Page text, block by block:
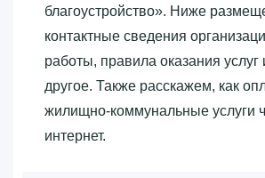
благоустройство»‎. Ниже
контактные сведения
работы, правила оказания услуг
другое. Также расскажем, как
жилищно-коммунальные услуги
интернет.